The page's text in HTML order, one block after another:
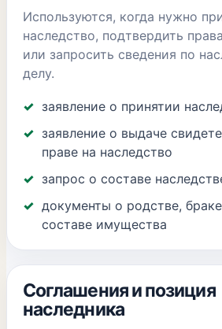
Используются, когда нужно
наследство, подтвердить
или запросить сведения по
делу.
заявление о принятии
заявление о выдаче
праве на наследство
запрос о составе
документы о родстве,
составе имущества
Соглашения и позиция
наследника